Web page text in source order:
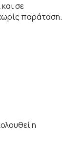
σε
παράταση.
η